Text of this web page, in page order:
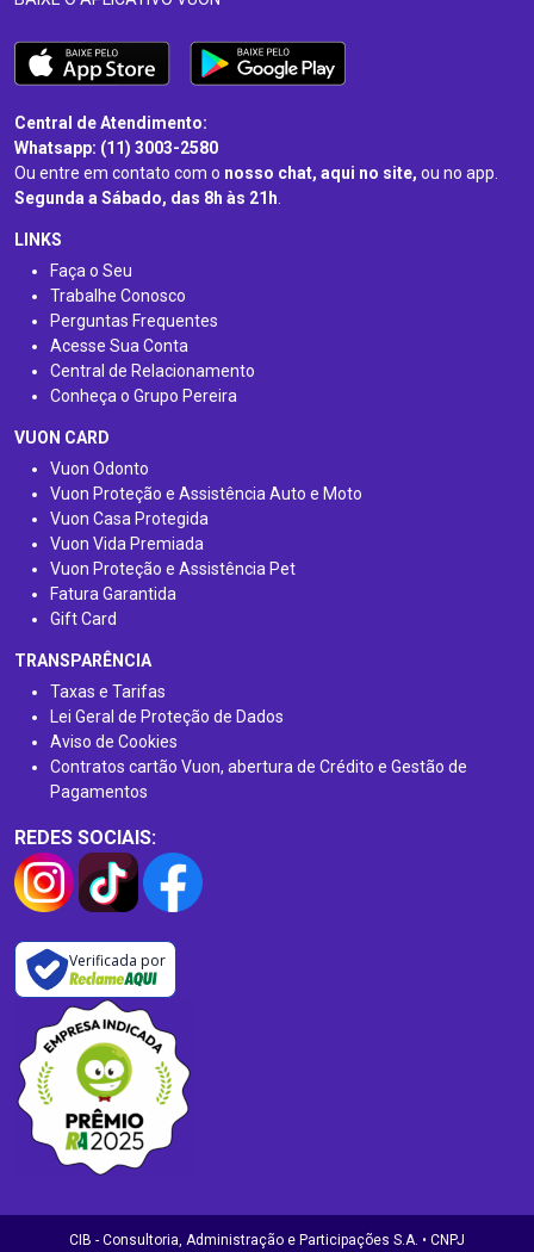
Central de Atendimento:
Whatsapp: (11) 3003-2580
Ou entre em contato com o nosso chat, aqui no site, ou no app.
Segunda a Sábado, das 8h às 21h.
LINKS
Faça o Seu
Trabalhe Conosco
Perguntas Frequentes
Acesse Sua Conta
Central de Relacionamento
Conheça o Grupo Pereira
VUON CARD
Vuon Odonto
Vuon Proteção e Assistência Auto e Moto
Vuon Casa Protegida
Vuon Vida Premiada
Vuon Proteção e Assistência Pet
Fatura Garantida
Gift Card
TRANSPARÊNCIA
Taxas e Tarifas
Lei Geral de Proteção de Dados
Aviso de Cookies
Contratos cartão Vuon, abertura de Crédito e Gestão de
Pagamentos
REDES SOCIAIS:
Verificada por
CIB - Consultoria, Administração e Participações S.A. • CNPJ